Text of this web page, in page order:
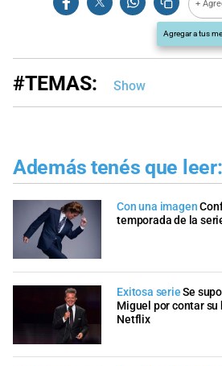
+
Agregar a tus
#TEMAS: Show
Además tenés que leer:
Con una imagen
temporada de la
Exitosa serie Se
Miguel por contar
Netflix